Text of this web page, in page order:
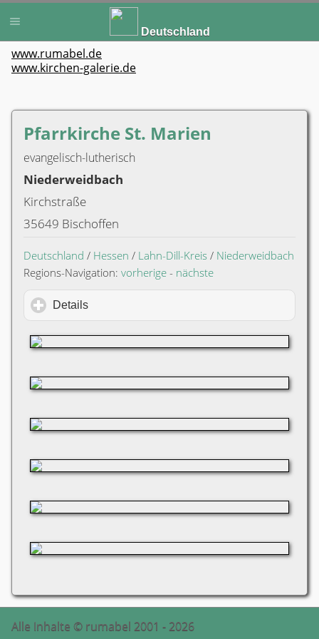
Deutschland
www.rumabel.de
www.kirchen-galerie.de
Pfarrkirche St. Marien
evangelisch-lutherisch
Niederweidbach
Kirchstraße
35649 Bischoffen
Deutschland / Hessen / Lahn-Dill-Kreis / Niederweidbach
Regions-Navigation: vorherige - nächste
Details
Alle Inhalte © rumabel 2001 - 2026